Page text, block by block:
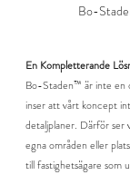
Bo-
En Kompletterande
Bo-Staden™ är inte en
inser att vårt koncept
detaljplaner. Därför ser
egna områden eller
till fastighetsägare som